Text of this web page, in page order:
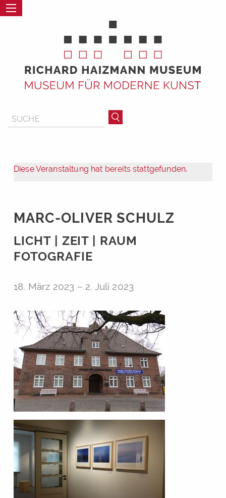
Diese Veranstaltung hat bereits stattgefunden.
MARC-OLIVER SCHULZ
LICHT | ZEIT | RAUM
FOTOGRAFIE
18. März 2023 – 2. Juli 2023